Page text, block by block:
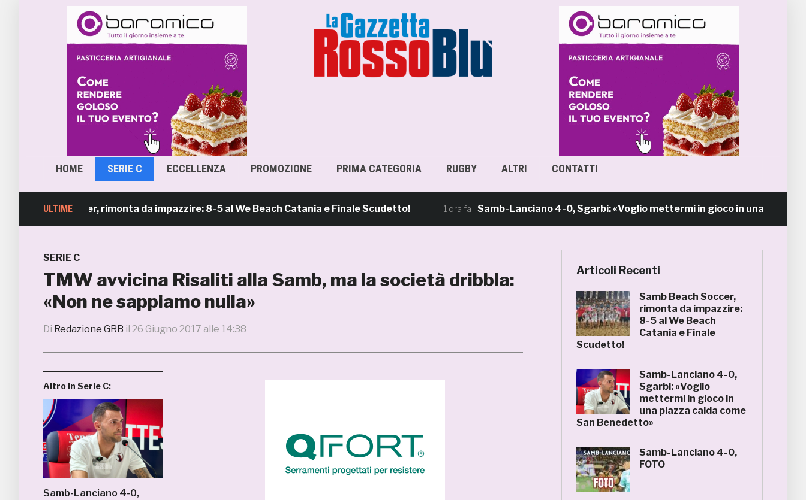
HOME SERIE C ECCELLENZA PROMOZIONE PRIMA CATEGORIA RUGBY ALTRI CONTATTI
ULTIME
Soccer, rimonta da impazzire: 8-5 al We Beach Catania e Finale Scudetto! Samb-Lanciano 4-0, Sgarbi: «Voglio mettermi in gioco in una piazza calda
SERIE C
TMW avvicina Risaliti alla Samb, ma la società dribbla:
«Non ne sappiamo nulla»
Di Redazione GRB il 26 Giugno 2017 alle 14:38
Altro in Serie C:
Samb-Lanciano 4-0,
Articoli Recenti
Samb Beach Soccer,
rimonta da impazzire:
8-5 al We Beach
Catania e Finale
Scudetto!
Samb-Lanciano 4-0,
Sgarbi: «Voglio
mettermi in gioco in
una piazza calda come
San Benedetto»
Samb-Lanciano 4-0,
FOTO